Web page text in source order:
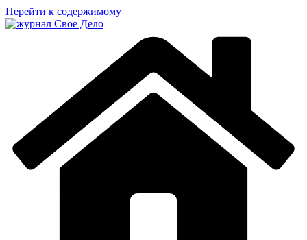
Перейти к содержимому